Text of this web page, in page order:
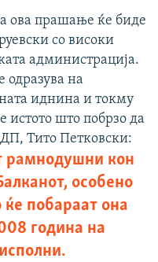
ова прашање ќе биде
со високи
администрација.
одразува на
иднина и токму
истото што побрзо да
Тито Петковски:
рамнодушни кон
oсобено
побараат она
година на